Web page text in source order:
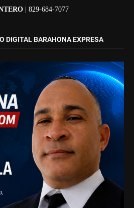
| 829-684-7077
DIGITAL BARAHONA EXPRESA